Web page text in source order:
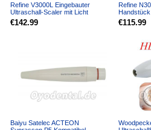
Refine V3000L Eingebauter
Ultraschall-Scaler mit Licht
Kompatibel mit SATELEC Wo...
€142.99
Refine
€115.99
Baiyu Satelec ACTEON